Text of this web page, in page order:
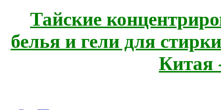
Тайские
белья и гели для
Китая